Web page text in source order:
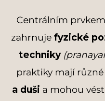
Centrálním
zahrnuje fyzické
techniky
praktiky mají různé
a duši a mohou